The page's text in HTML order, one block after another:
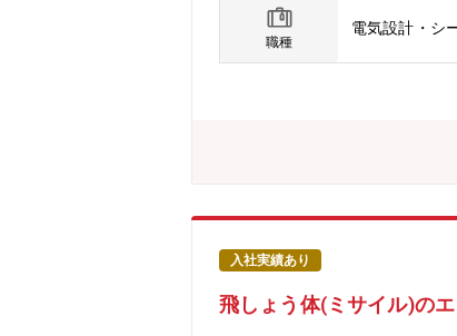
ションでは、単に設備を動かす
新のAI技術とFA技術を融合した
な設備構成を検討、電気・制御
者として活躍できる仕事です。
籍して活躍しており、ボードメ
職種
電気設計・シ
入社実績あり
飛しょう体(ミサイル)の